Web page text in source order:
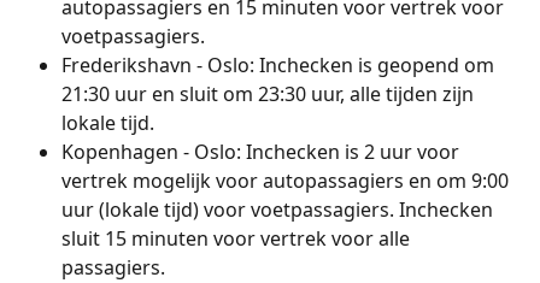
autopassagiers en 15 minuten voor vertrek voor
voetpassagiers.
Frederikshavn - Oslo: Inchecken is geopend om
21:30 uur en sluit om 23:30 uur, alle tijden zijn
lokale tijd.
Kopenhagen - Oslo: Inchecken is 2 uur voor
vertrek mogelijk voor autopassagiers en om 9:00
uur (lokale tijd) voor voetpassagiers. Inchecken
sluit 15 minuten voor vertrek voor alle
passagiers.